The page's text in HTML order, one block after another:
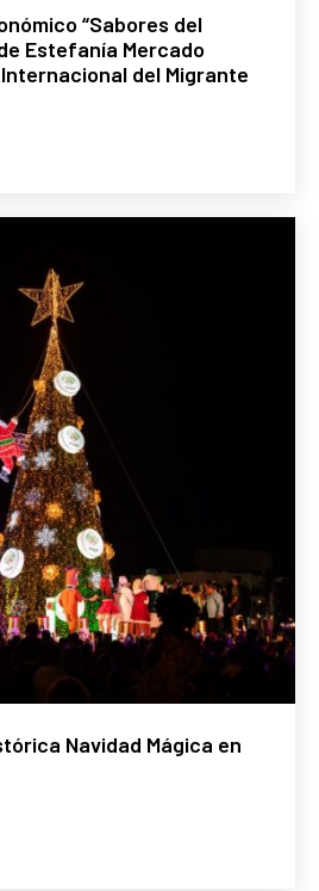
“Sabores del
Estefanía Mercado
del Migrante
Navidad Mágica en